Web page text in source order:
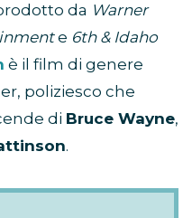
da Warner
e 6th & Idaho
è il film di genere
poliziesco che
di Bruce Wayne,
.